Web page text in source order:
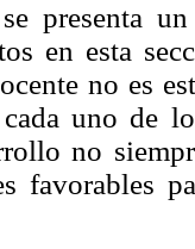
se presenta
en esta
no es
uno de
no
favorables